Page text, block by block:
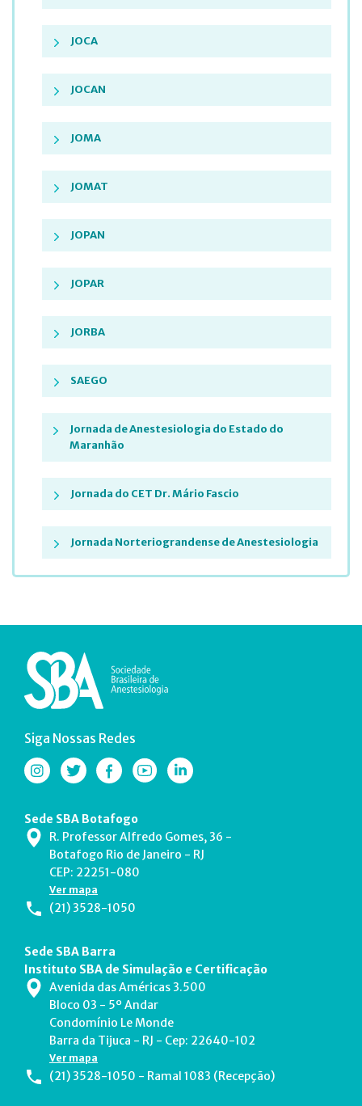
JOCA
JOCAN
JOMA
JOMAT
JOPAN
JOPAR
JORBA
SAEGO
Jornada de Anestesiologia do Estado do
Maranhão
Jornada do CET Dr. Mário Fascio
Jornada Norteriograndense de Anestesiologia
Siga Nossas Redes
Sede SBA Botafogo
R. Professor Alfredo Gomes, 36 -
Botafogo Rio de Janeiro - RJ
CEP: 22251-080
Ver mapa
(21) 3528-1050
Sede SBA Barra
Instituto SBA de Simulação e Certificação
Avenida das Américas 3.500
Bloco 03 - 5º Andar
Condomínio Le Monde
Barra da Tijuca - RJ - Cep: 22640-102
Ver mapa
(21) 3528-1050 - Ramal 1083 (Recepção)